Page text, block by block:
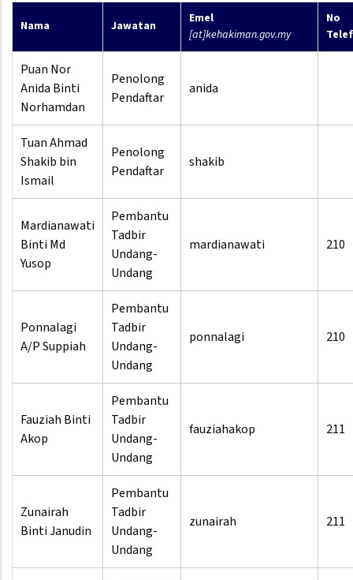
Nama Jawatan
Emel
[at]kehakiman.gov.my
No
Puan Nor
Anida Binti
Norhamdan
Penolong
Pendaftar
anida
Tuan Ahmad
Shakib bin
Ismail
Penolong
Pendaftar
shakib
Mardianawati
Binti Md
Yusop
Pembantu
Tadbir
Undang-
Undang
mardianawati 210
Ponnalagi
A/P Suppiah
Pembantu
Tadbir
Undang-
Undang
ponnalagi 210
Fauziah Binti
Akop
Pembantu
Tadbir
Undang-
Undang
fauziahakop 211
Zunairah
Binti Janudin
Pembantu
Tadbir
Undang-
Undang
zunairah 211